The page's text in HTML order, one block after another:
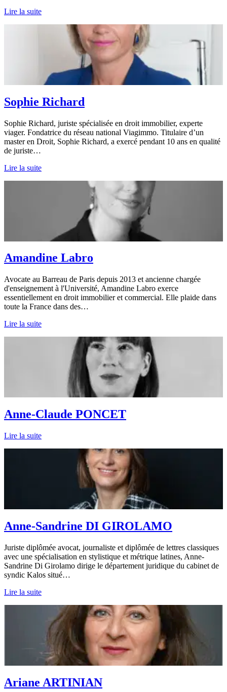
Lire la suite
Sophie Richard
Sophie Richard, juriste spécialisée en droit immobilier, experte
viager. Fondatrice du réseau national Viagimmo. Titulaire d’un
master en Droit, Sophie Richard, a exercé pendant 10 ans en qualité
de juriste…
Lire la suite
Amandine Labro
Avocate au Barreau de Paris depuis 2013 et ancienne chargée
d'enseignement à l'Université, Amandine Labro exerce
essentiellement en droit immobilier et commercial. Elle plaide dans
toute la France dans des…
Lire la suite
Anne-Claude PONCET
Lire la suite
Anne-Sandrine DI GIROLAMO
Juriste diplômée avocat, journaliste et diplômée de lettres classiques
avec une spécialisation en stylistique et métrique latines, Anne-
Sandrine Di Girolamo dirige le département juridique du cabinet de
syndic Kalos situé…
Lire la suite
Ariane ARTINIAN